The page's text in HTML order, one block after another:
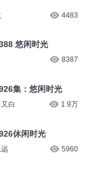
4483
悠闲时光
8387
集：悠闲时光
白 1.9万
休闲时光
5960